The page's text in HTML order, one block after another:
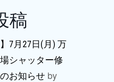
稿
7月27日(月) 万
シャッター修
お知らせ by